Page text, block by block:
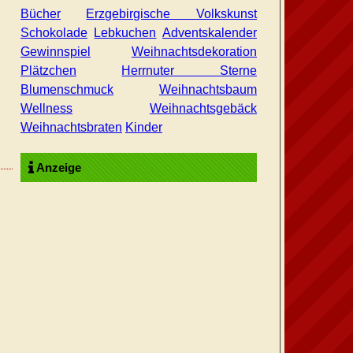
Bücher
Erzgebirgische Volkskunst
Schokolade
Lebkuchen Adventskalender
Gewinnspiel
Weihnachtsdekoration
Plätzchen
Herrnuter Sterne
Blumenschmuck
Weihnachtsbaum
Wellness
Weihnachtsgebäck
Weihnachtsbraten Kinder
Anzeige